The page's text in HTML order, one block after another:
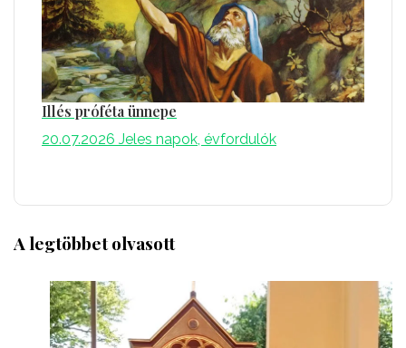
Illés próféta ünnepe
20.07.2026 Jeles napok, évfordulók
A legtöbbet olvasott